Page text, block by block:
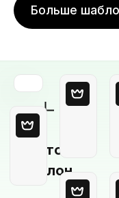
Больше
Пустой
шаблон